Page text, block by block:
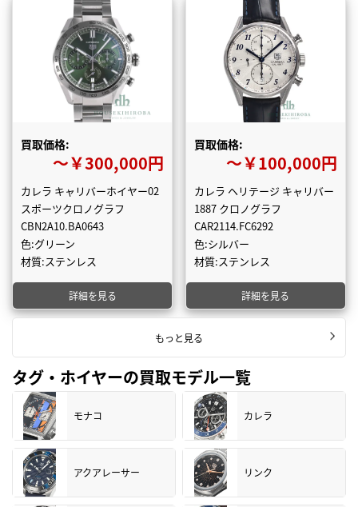
買取価格:
〜￥300,000円
カレラ キャリバーホイヤー02
スポーツクロノグラフ
CBN2A10.BA0643
色:グリーン
材質:ステンレス
詳細を見る
買取価格:
〜￥100,000円
カレラ ヘリテージ キャリバー
1887 クロノグラフ
CAR2114.FC6292
色:シルバー
材質:ステンレス
詳細を見る
もっと見る
タグ・ホイヤーの買取モデル一覧
モナコ カレラ
アクアレーサー リンク